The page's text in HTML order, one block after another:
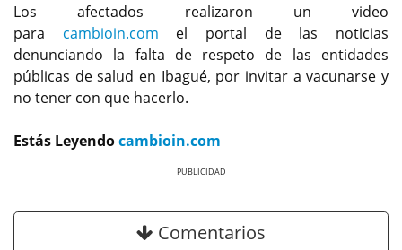
Los afectados realizaron un video
para cambioin.com el portal de las noticias
denunciando la falta de respeto de las entidades
públicas de salud en Ibagué, por invitar a vacunarse y
no tener con que hacerlo.
Estás Leyendocambioin.com
Comentarios